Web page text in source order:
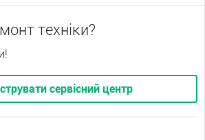
техніки?
сервісний центр